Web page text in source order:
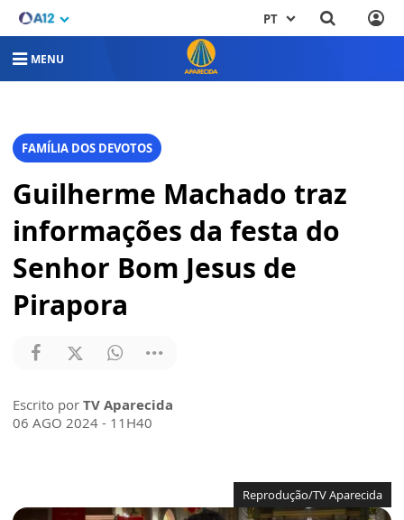
PT
MENU
FAMÍLIA DOS DEVOTOS
Guilherme Machado traz
informações da festa do
Senhor Bom Jesus de
Pirapora
Escrito por TV Aparecida
06 AGO 2024 - 11H40
Reprodução/TV Aparecida